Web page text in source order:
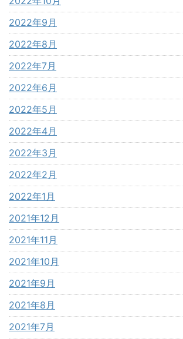
2022年9月
2022年8月
2022年7月
2022年6月
2022年5月
2022年4月
2022年3月
2022年2月
2022年1月
2021年12月
2021年11月
2021年10月
2021年9月
2021年8月
2021年7月